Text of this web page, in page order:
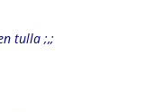
tulla ;,;